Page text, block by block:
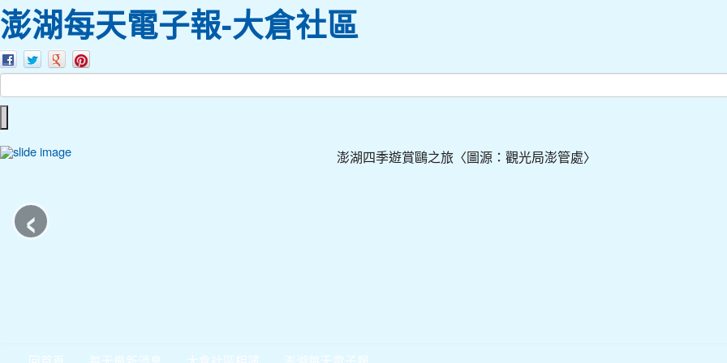
澎湖每天電子報-大倉社區
澎湖四季遊賞鷗之旅〈圖源：觀光局澎管處〉
‹